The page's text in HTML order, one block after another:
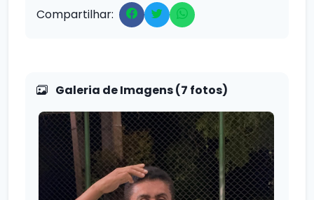
Compartilhar:
Galeria de Imagens (7 fotos)